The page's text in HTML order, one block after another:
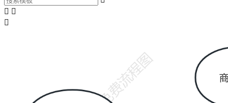
 
